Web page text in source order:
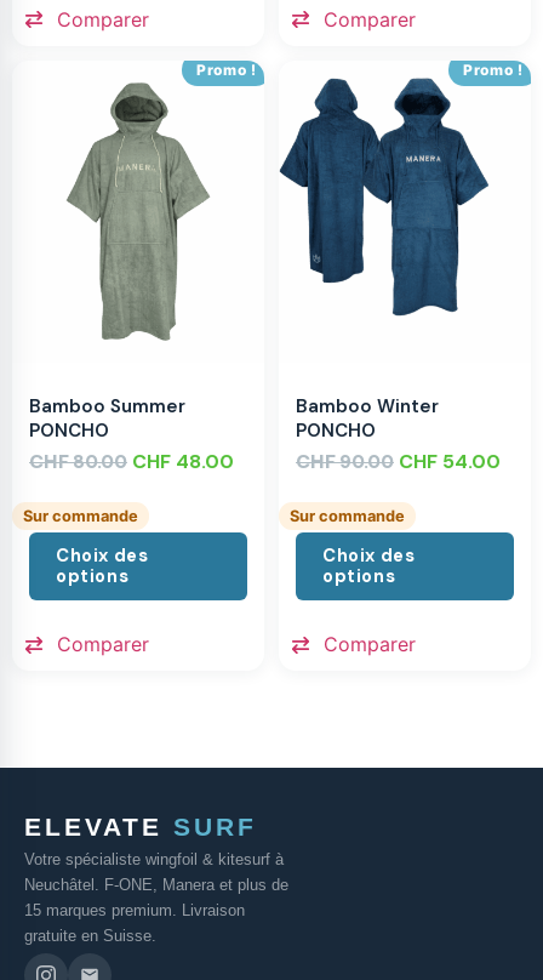
Comparer Comparer
Promo !
Bamboo Summer
PONCHO
CHF80.00 CHF 48.00
Sur commande
Choix des
options
Comparer
Promo !
Bamboo Winter
PONCHO
CHF90.00 CHF 54.00
Sur commande
Choix des
options
Comparer
ELEVATE SURF
Votre spécialiste wingfoil & kitesurf à
Neuchâtel. F-ONE, Manera et plus de
15 marques premium. Livraison
gratuite en Suisse.